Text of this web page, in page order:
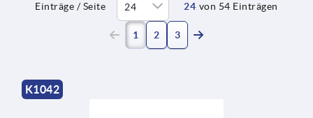
Einträge / Seite 24 von 54 Einträgen
1 (current)
2 3
K1042